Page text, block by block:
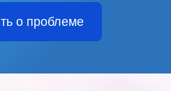
о проблеме